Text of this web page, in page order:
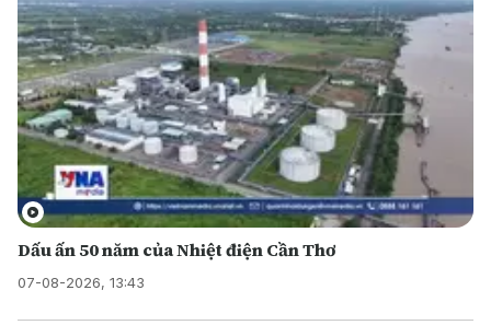
Dấu ấn 50 năm của Nhiệt điện Cần Thơ
07-08-2026, 13:43